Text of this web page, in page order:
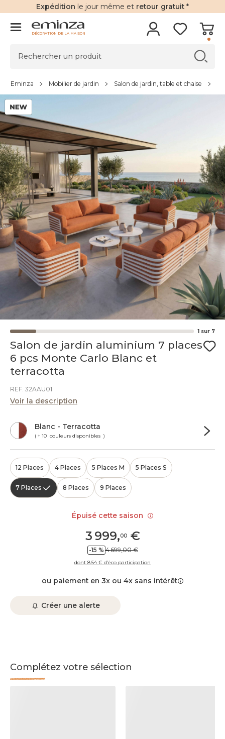
Expédition le jour même et retour gratuit *
DÉCORATION DE LA MAISON
Eminza Mobilier de jardin Salon de jardin, table et chaise
1 sur 7
Salon de jardin aluminium 7 places
6 pcs Monte Carlo Blanc et
terracotta
REF. 32AAU01
Voir la description
Blanc - Terracotta
( + 10 couleurs disponibles )
12 Places 4 Places 5 Places M 5 Places S
7 Places 8 Places 9 Places
3 999,00€
-15 % 4 699,00 €
dont 8.54 € d’éco participation
ou paiement en 3x ou 4x sans intérêt
Créer une alerte
Complétez votre sélection